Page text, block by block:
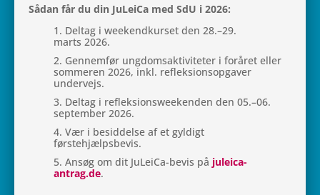
Sådan får du din JuLeiCa med SdU i 2026:
Deltag i wee­kend­kur­set den 28.–29.
marts 2026.
Gen­nem­før ung­domsak­ti­vi­te­ter i for­å­ret eller
som­me­ren 2026, inkl. reflek­sions­op­ga­ver
undervejs.
Deltag i reflek­sions­we­e­ken­den den 05.–06.
sep­tem­ber 2026.
Vær i besid­delse af et gyl­digt
førstehjælpsbevis.
Ansøg om dit JuLeiCa-bevis på juleica-
antrag.de.